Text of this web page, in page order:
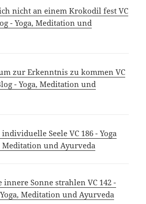
nicht an einem Krokodil fest VC
- Yoga, Meditation und
zur Erkenntnis zu kommen VC
- Yoga, Meditation und
Seele VC 186 - Yoga
Meditation und Ayurveda
innere Sonne strahlen VC 142 -
Meditation und Ayurveda